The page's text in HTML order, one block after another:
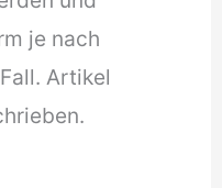
je nach
Artikel